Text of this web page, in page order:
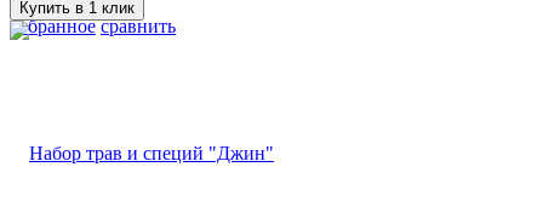
избранное сравнить